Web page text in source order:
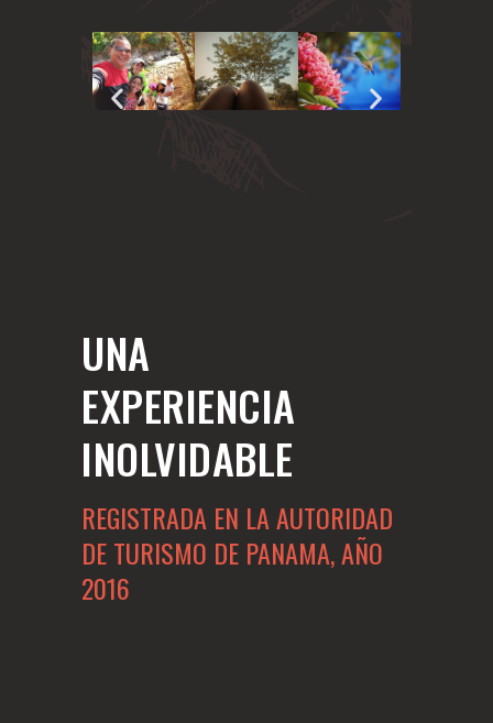
UNA
EXPERIENCIA
INOLVIDABLE
REGISTRADA EN LA AUTORIDAD
DE TURISMO DE PANAMA, AÑO
2016